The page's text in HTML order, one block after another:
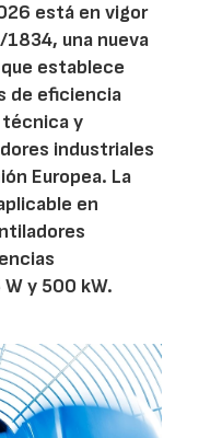
está en vigor
1834, una nueva
establece
de eficiencia
y
industriales
Europea. La
en
y 500 kW.